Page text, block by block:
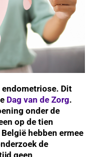
Dit
Dag van de Zorg.
onder de
op de tien
hebben ermee
de
geen